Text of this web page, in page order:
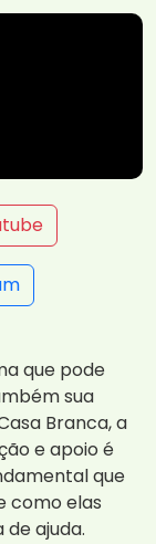
que pode
sua
Branca, a
e apoio é
que
como elas
ajuda.